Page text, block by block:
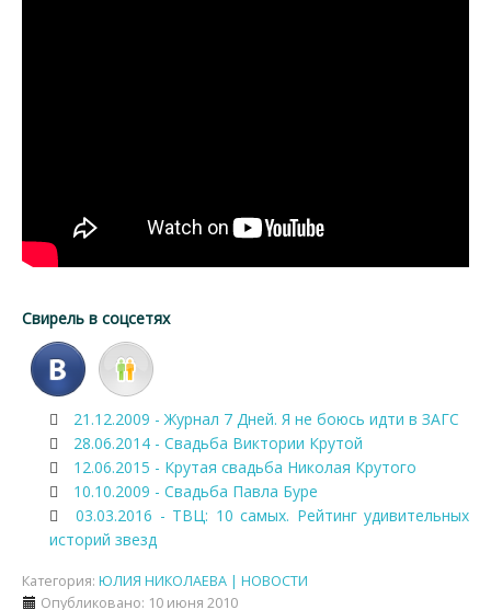
Свирель в соцсетях
21.12.2009 - Журнал 7 Дней. Я не боюсь идти в ЗАГС
28.06.2014 - Свадьба Виктории Крутой
12.06.2015 - Крутая свадьба Николая Крутого
10.10.2009 - Свадьба Павла Буре
03.03.2016 - ТВЦ: 10 самых. Рейтинг удивительных
историй звезд
Категория: ЮЛИЯ НИКОЛАЕВА | НОВОСТИ
Опубликовано: 10 июня 2010